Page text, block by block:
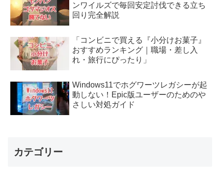
ンワイルズで毎回安定討伐できる立ち
回り完全解説
「コンビニで買える『小分けお菓子』
おすすめランキング｜職場・差し入
れ・旅行にぴったり」
Windows11でホグワーツレガシーが起
動しない！Epic版ユーザーのためのや
さしい対処ガイド
カテゴリー